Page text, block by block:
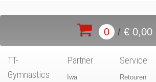
0 / € 0,00
TT-
Gymnastics
Partner
Iwa
Service
Retouren